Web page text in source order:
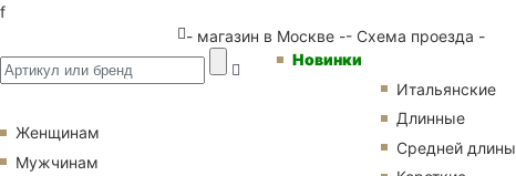
f
- магазин в Москве -- Схема проезда -
Новинки
Итальянские
Длинные
Средней длины
Женщинам
Мужчинам